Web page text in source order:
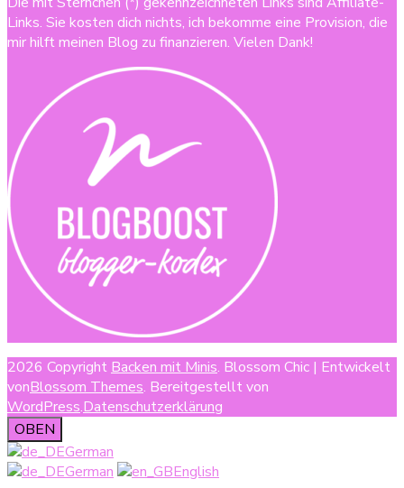
Links. Sie kosten dich nichts, ich bekomme eine Provision, die
mir hilft meinen Blog zu finanzieren. Vielen Dank!
2026 Copyright Backen mit Minis. Blossom Chic | Entwickelt
vonBlossom Themes. Bereitgestellt von
WordPress.Datenschutzerklärung
OBEN
German
German
English